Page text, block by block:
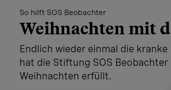
So hilft SOS Beobachter
Weihnachten mit
Endlich wieder einmal die
hat die Stiftung SOS
Weihnachten erfüllt.